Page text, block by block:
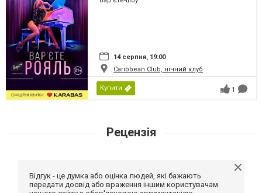
14 серпня, 19:00
Caribbean Club, нічний клуб
Купити 1
Рецензія
Відгук - це думка або оцінка людей, які бажають
передати досвід або враження іншим користувачам